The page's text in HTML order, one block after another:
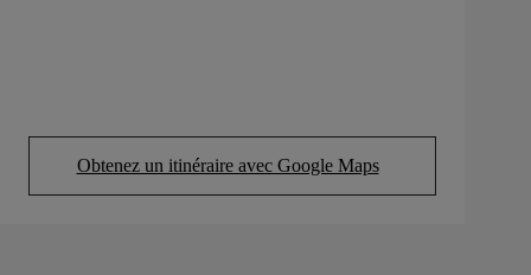
Obtenez un itinéraire avec Google Maps
(Opens in new tab)